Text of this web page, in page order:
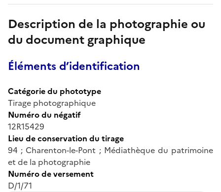
Description de la photographie ou
du document graphique
Éléments d’identification
Catégorie du phototype
Tirage photographique
Numéro du négatif
12R15429
Lieu de conservation du tirage
94 ; Charenton-le-Pont ; Médiathèque du patrimoine
et de la photographie
Numéro de versement
D/1/71